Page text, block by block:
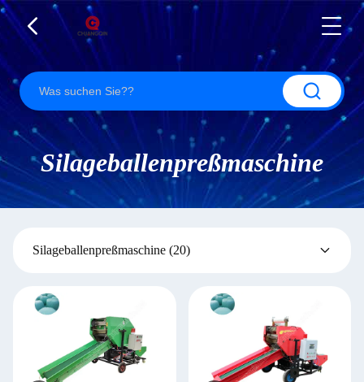
Silageballenpreßmaschine
Silageballenpreßmaschine (20)